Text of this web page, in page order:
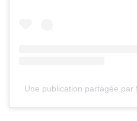
Une publication partagée